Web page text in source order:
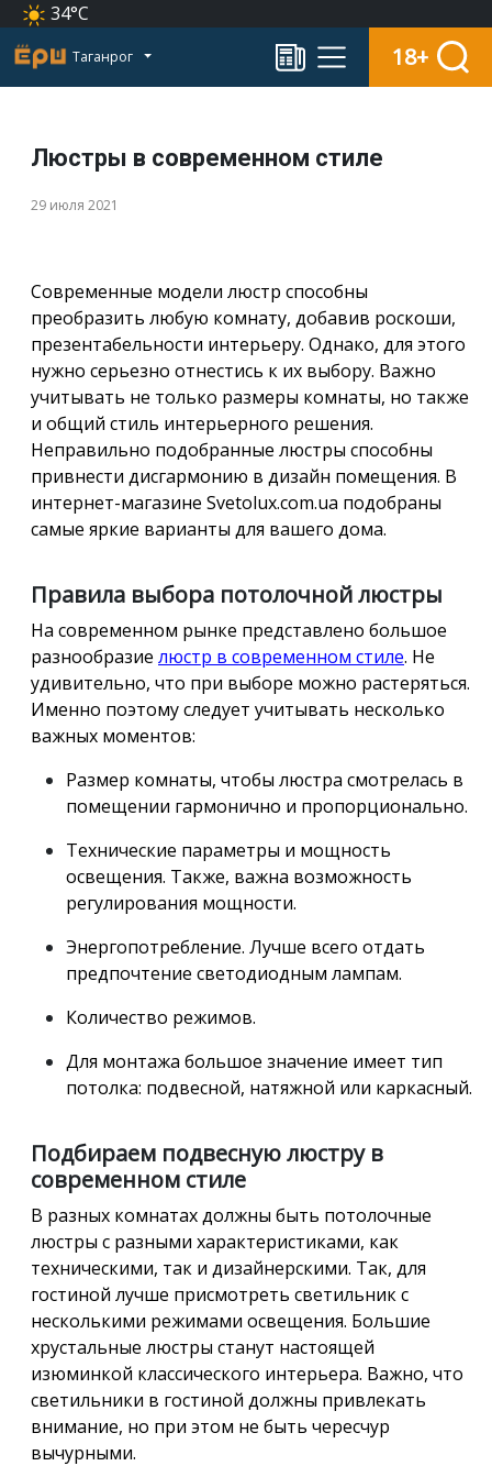
34°C
Таганрог 18+
Люстры в современном стиле
29 июля 2021
Современные модели люстр способны
преобразить любую комнату, добавив роскоши,
презентабельности интерьеру. Однако, для этого
нужно серьезно отнестись к их выбору. Важно
учитывать не только размеры комнаты, но также
и общий стиль интерьерного решения.
Неправильно подобранные люстры способны
привнести дисгармонию в дизайн помещения. В
интернет-магазине Svetolux.com.ua подобраны
самые яркие варианты для вашего дома.
Правила выбора потолочной люстры
На современном рынке представлено большое
разнообразие люстр в современном стиле. Не
удивительно, что при выборе можно растеряться.
Именно поэтому следует учитывать несколько
важных моментов:
Размер комнаты, чтобы люстра смотрелась в
помещении гармонично и пропорционально.
Технические параметры и мощность
освещения. Также, важна возможность
регулирования мощности.
Энергопотребление. Лучше всего отдать
предпочтение светодиодным лампам.
Количество режимов.
Для монтажа большое значение имеет тип
потолка: подвесной, натяжной или каркасный.
Подбираем подвесную люстру в
современном стиле
В разных комнатах должны быть потолочные
люстры с разными характеристиками, как
техническими, так и дизайнерскими. Так, для
гостиной лучше присмотреть светильник с
несколькими режимами освещения. Большие
хрустальные люстры станут настоящей
изюминкой классического интерьера. Важно, что
светильники в гостиной должны привлекать
внимание, но при этом не быть чересчур
вычурными.